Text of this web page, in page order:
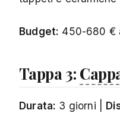
Budget: 450-680 €
Tappa 3:
Durata: 3 giorni |